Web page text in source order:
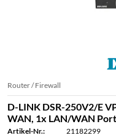
Router / Firewall
D-LINK DSR-250V2/E
WAN, 1x LAN/WAN Port
Artikel-Nr.:
21182299